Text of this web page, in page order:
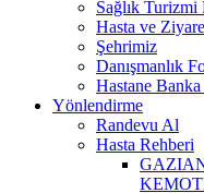
Sağlık Turizmi
Hasta ve
Şehrimiz
Danışmanlık
Hastane
Yönlendirme
Randevu Al
Hasta Rehberi